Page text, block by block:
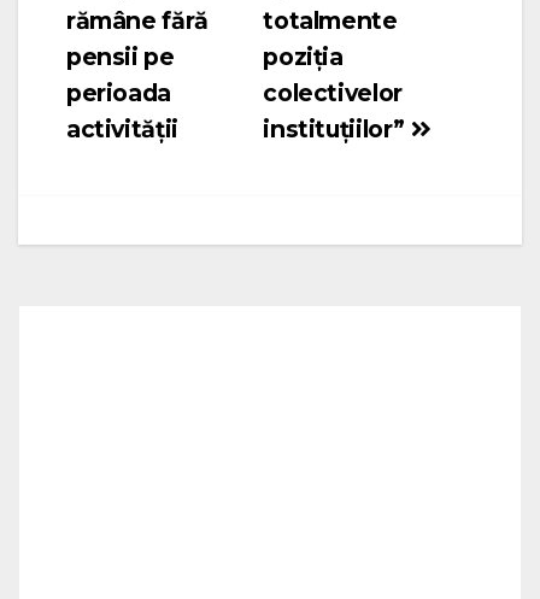
totalmente
poziția
colectivelor
instituțiilor”
rămâne fără
pensii pe
perioada
activității